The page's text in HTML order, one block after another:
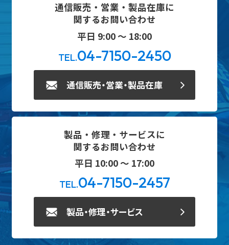
通信販売・営業・製品在庫に
関するお問い合わせ
平日 9:00 ～ 18:00
TEL.04-7150-2450
通信販売・営業・製品在庫
製品・修理・サービスに
関するお問い合わせ
平日 10:00 ～ 17:00
TEL.04-7150-2457
製品・修理・サービス